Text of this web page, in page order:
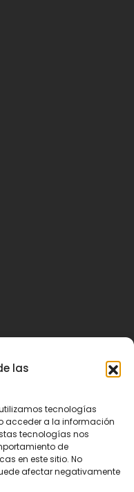
las
tecnologías
acceder a la información
tecnologías nos
de
en este sitio. No
afectar negativamente